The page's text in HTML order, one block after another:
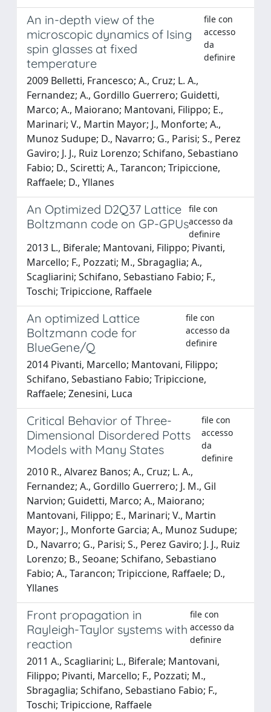
An in-depth view of the
microscopic dynamics of Ising
spin glasses at fixed
temperature
file con
accesso
da
definire
2009 Belletti, Francesco; A., Cruz; L. A.,
Fernandez; A., Gordillo Guerrero; Guidetti,
Marco; A., Maiorano; Mantovani, Filippo; E.,
Marinari; V., Martin Mayor; J., Monforte; A.,
Munoz Sudupe; D., Navarro; G., Parisi; S., Perez
Gaviro; J. J., Ruiz Lorenzo; Schifano, Sebastiano
Fabio; D., Sciretti; A., Tarancon; Tripiccione,
Raffaele; D., Yllanes
An Optimized D2Q37 Lattice
Boltzmann code on GP-GPUs
file con
accesso da
definire
2013 L., Biferale; Mantovani, Filippo; Pivanti,
Marcello; F., Pozzati; M., Sbragaglia; A.,
Scagliarini; Schifano, Sebastiano Fabio; F.,
Toschi; Tripiccione, Raffaele
An optimized Lattice
Boltzmann code for
BlueGene/Q
file con
accesso da
definire
2014 Pivanti, Marcello; Mantovani, Filippo;
Schifano, Sebastiano Fabio; Tripiccione,
Raffaele; Zenesini, Luca
Critical Behavior of Three-
Dimensional Disordered Potts
Models with Many States
file con
accesso
da
definire
2010 R., Alvarez Banos; A., Cruz; L. A.,
Fernandez; A., Gordillo Guerrero; J. M., Gil
Narvion; Guidetti, Marco; A., Maiorano;
Mantovani, Filippo; E., Marinari; V., Martin
Mayor; J., Monforte Garcia; A., Munoz Sudupe;
D., Navarro; G., Parisi; S., Perez Gaviro; J. J., Ruiz
Lorenzo; B., Seoane; Schifano, Sebastiano
Fabio; A., Tarancon; Tripiccione, Raffaele; D.,
Yllanes
Front propagation in
Rayleigh-Taylor systems with
reaction
file con
accesso da
definire
2011 A., Scagliarini; L., Biferale; Mantovani,
Filippo; Pivanti, Marcello; F., Pozzati; M.,
Sbragaglia; Schifano, Sebastiano Fabio; F.,
Toschi; Tripiccione, Raffaele